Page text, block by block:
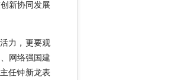
新协同发展
力，更要观
网络强国建
任钟新龙表